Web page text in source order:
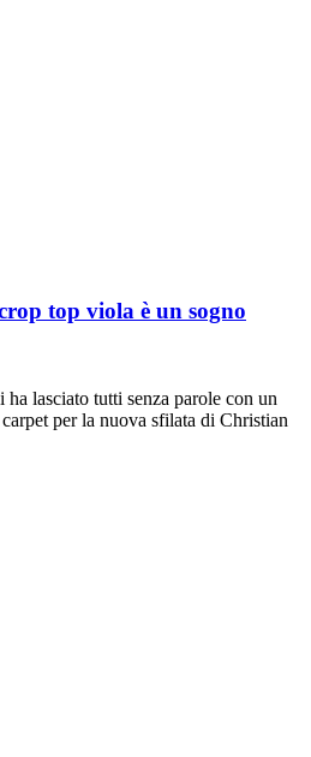
top viola è un sogno
lasciato tutti senza parole con un
per la nuova sfilata di Christian